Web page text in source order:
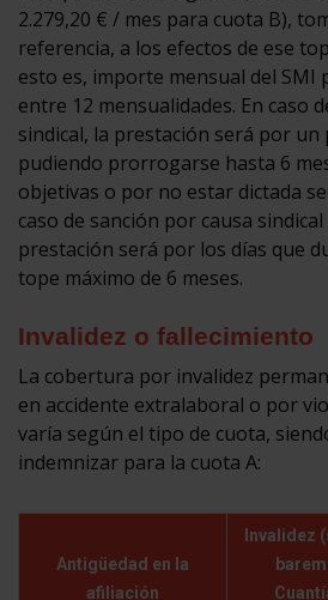
2.279,20 € / mes para cuota B),
referencia, a los efectos de ese
esto es, importe mensual del SMI
entre 12 mensualidades. En caso
sindical, la prestación será por un
pudiendo prorrogarse hasta 6
objetivas o por no estar dictada
caso de sanción por causa
prestación será por los días que
tope máximo de 6 meses.
Invalidez o fallecimiento
La cobertura por invalidez
en accidente extralaboral o por
varía según el tipo de cuota,
indemnizar para la cuota A:
Antigüedad en la
afiliación
Invalidez